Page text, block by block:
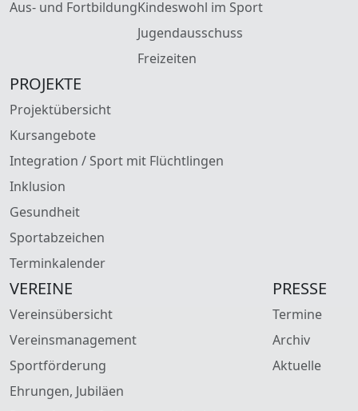
Aus- und FortbildungKindeswohl im Sport
Jugendausschuss
Freizeiten
PROJEKTE
Projektübersicht
Kursangebote
Integration / Sport mit Flüchtlingen
Inklusion
Gesundheit
Sportabzeichen
Terminkalender
VEREINE
Vereinsübersicht
Vereinsmanagement
Sportförderung
Ehrungen, Jubiläen
PRESSE
Termine
Archiv
Aktuelle